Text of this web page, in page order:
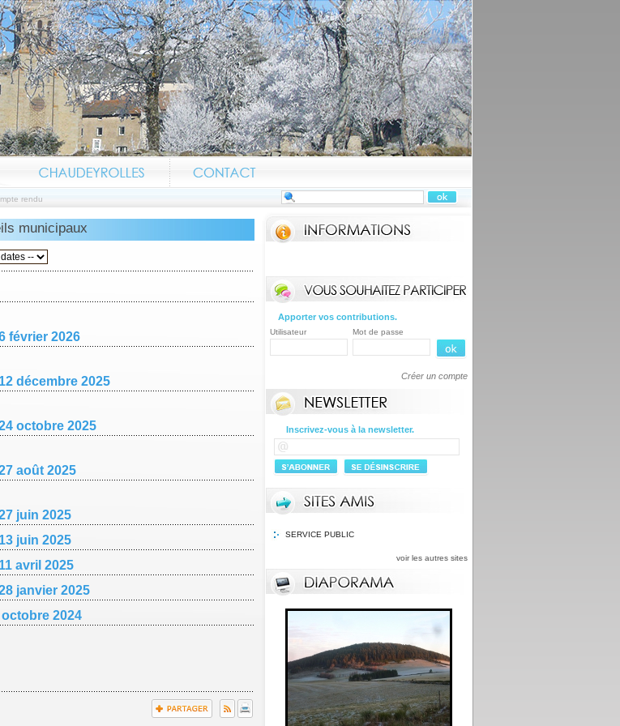
rendu
municipaux
février 2026
décembre 2025
octobre 2025
août 2025
juin 2025
juin 2025
avril 2025
janvier 2025
2024
Apporter vos contributions.
Utilisateur Mot de passe
Créer un compte
Inscrivez-vous à la newsletter.
SERVICE PUBLIC
voir les autres sites